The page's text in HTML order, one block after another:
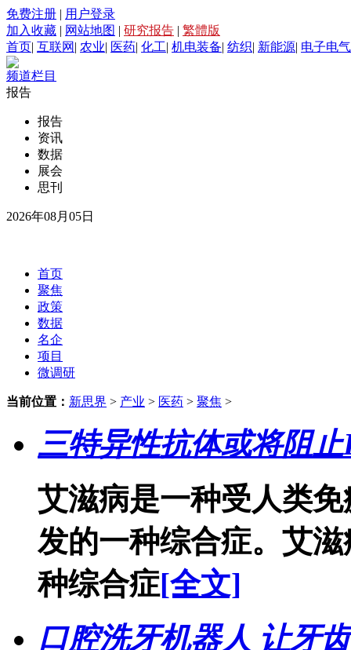
免费注册 | 用户登录
加入收藏 | 网站地图 | 研究报告 | 繁體版
首页| 互联网 | 农业| 医药| 化工| 机电装备| 纺织| 新能源| 电子电气
频道栏目
报告
报告
资讯
数据
展会
思刊
2026年08月05日
首页
聚焦
政策
数据
名企
项目
微调研
当前位置： 新思界 > 产业 > 医药 > 聚焦 >
三特异性抗体或将阻
艾滋病是一种受人类
发的一种综合症。艾
种综合症[全文]
口腔洗牙机器人 让牙